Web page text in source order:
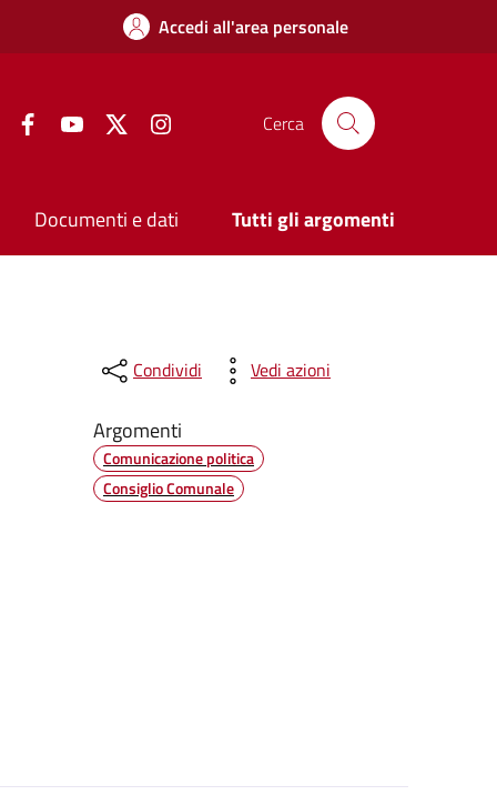
Accedi all'area personale
FacebookYouTube Twitter Cerca
Documenti e dati Tutti gli argomenti
Condividi Vedi azioni
Argomenti
Comunicazione politica
Consiglio Comunale